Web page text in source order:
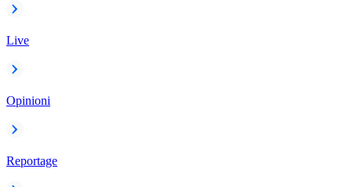
Live
Opinioni
Reportage